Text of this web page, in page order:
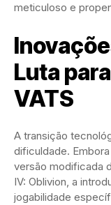
meticuloso e
Luta
VATS
A transição
dificuldade.
versão modificada
IV: Oblivion, a
jogabilidade